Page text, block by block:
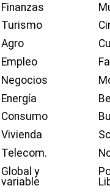
Finanzas
Turismo
Agro
Empleo
Negocios
Energía
Consumo
Vivienda
Telecom.
Global y
variable